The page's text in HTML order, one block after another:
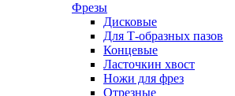
Фрезы
Дисковые
Для Т-образных пазов
Концевые
Ласточкин хвост
Ножи для фрез
Отрезные